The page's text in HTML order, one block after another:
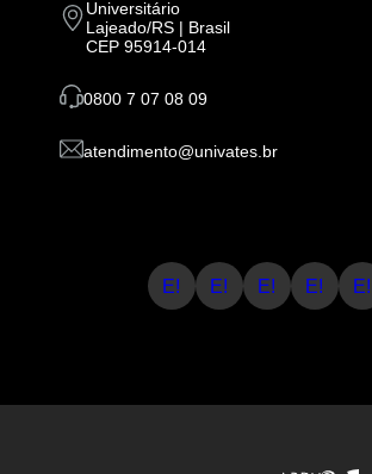
Universitário
Lajeado/RS | Brasil
CEP 95914-014
0800 7 07 08 09
atendimento@univates.br
E! E! E! E! E!